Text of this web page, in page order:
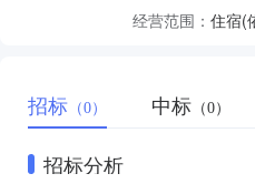
经营范围： 住宿(
招标 （0） 中标 （0）
招标分析